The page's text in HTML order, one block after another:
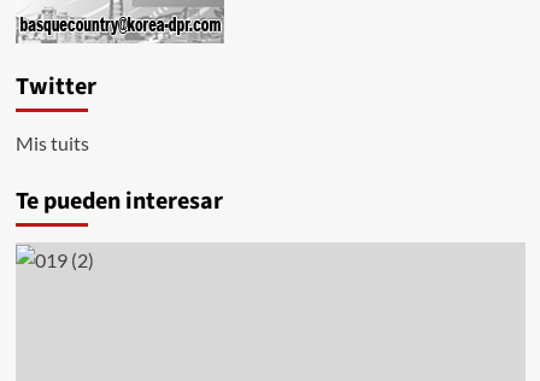
Twitter
Mis tuits
Te pueden interesar